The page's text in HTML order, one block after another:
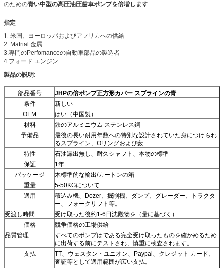
のための青い中型の高圧油圧歯車ポンプを倍増します
指定
1. 米国、ヨーロッパおよびアフリカへの供給
2. Matrial:金属
3.専門のPerfomanceの自動車部品の製造者
4.フォード エンジン
製品の説明:
部品番号
JHPの倍ポンプ正方形カバー スプラインの青
条件
新しい
OEM
はい（中国製）
材料
鉄のアルミニウム ステンレス鋼
予備品
最後の長い耐用年数への特別な設計されていた身につけられ
るスプライン、Oリングおよび薮
特性
石油漏出無し、耐久シャフト、本物の標準
保証
1年
パッケージ
木標準的な輸出/カートンの箱
重量
5-50KGについて
適用
積込み機、Dozer、掘削機、ダンプ、グレーダー、トラクタ
ー、フォークリフト等。
受渡し時間
受け取った後約1-6日沈殿物を（量に基づく）
価格
競争価格の工場供給
品質管理
すべてのポンプはである完全受け取ったものを確かめるため
に出荷する前にテストされ、慎重に検査されます。
支払
TT、ウェスタン・ユニオン、Paypal、クレジット カード、
査証等として適用範囲が広い支払。